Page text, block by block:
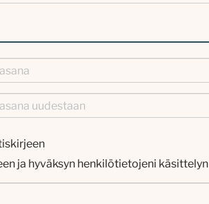
ja hyväksyn henkilötietojeni käsittelyn